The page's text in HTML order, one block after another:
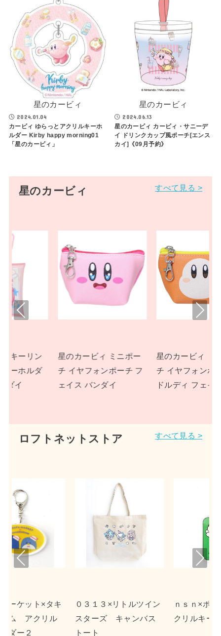
星のカービィ
2024.01.04
カービィ ゆらっとアクリルキーホ
ルダー Kirby happy morning01
「星のカービィ」
星のカービィ
2024.06.13
星のカービィ カービィ・サニーデ
イ ドリンクカップ風ポーチ[エンス
カイ]《09月予約》
星のカービィ すべて見る >
星のカービィ ミニポー
チ イヤフォンポーチ フ
ェイス バンダイ
星のカービィ ミニポー
チ イヤフォンポーチ ワ
ドルディ フェイス
Pre
Nex
ロフトネットストア すべて見る >
０３１３×リトルツイン
スターズ キャンバス
トート
ｎｓｎ×ポチャッコ ア
クリルキーホルダー２
Pre
Nex